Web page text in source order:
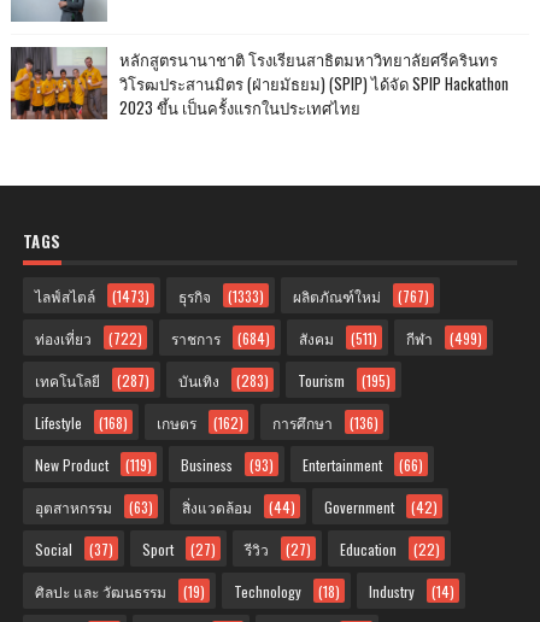
หลักสูตรนานาชาติ โรงเรียนสาธิตมหาวิทยาลัยศรีครินทร
วิโรฒประสานมิตร (ฝ่ายมัธยม) (SPIP) ได้จัด SPIP Hackathon
2023 ขึ้น เป็นครั้งแรกในประเทศไทย
TAGS
ไลฟ์สไตล์ (1473) ธุรกิจ (1333) ผลิตภัณฑ์ใหม่ (767)
ท่องเที่ยว (722) ราชการ (684) สังคม (511) กีฬา (499)
เทคโนโลยี (287) บันเทิง (283) Tourism (195)
Lifestyle (168) เกษตร (162) การศึกษา (136)
New Product (119) Business (93) Entertainment (66)
อุตสาหกรรม (63) สิ่งแวดล้อม (44) Government (42)
Social (37) Sport (27) รีวิว (27) Education (22)
ศิลปะ และ วัฒนธรรม (19) Technology (18) Industry (14)